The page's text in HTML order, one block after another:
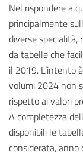
Nel rispondere a
principalmente
diverse specialità,
da tabelle che
il 2019. L’intento
volumi 2024 non
rispetto ai valori
A completezza
disponibili le
considerata, anno